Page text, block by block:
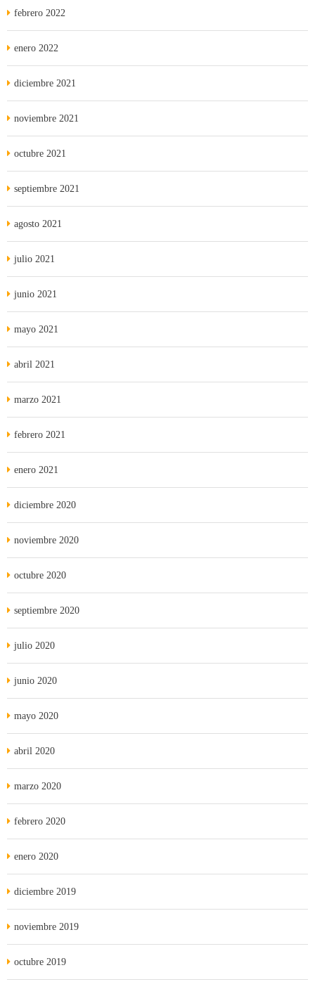
febrero 2022
enero 2022
diciembre 2021
noviembre 2021
octubre 2021
septiembre 2021
agosto 2021
julio 2021
junio 2021
mayo 2021
abril 2021
marzo 2021
febrero 2021
enero 2021
diciembre 2020
noviembre 2020
octubre 2020
septiembre 2020
julio 2020
junio 2020
mayo 2020
abril 2020
marzo 2020
febrero 2020
enero 2020
diciembre 2019
noviembre 2019
octubre 2019